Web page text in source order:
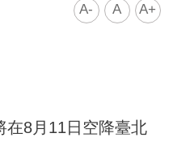
A- A A+
在8月11日空降臺北